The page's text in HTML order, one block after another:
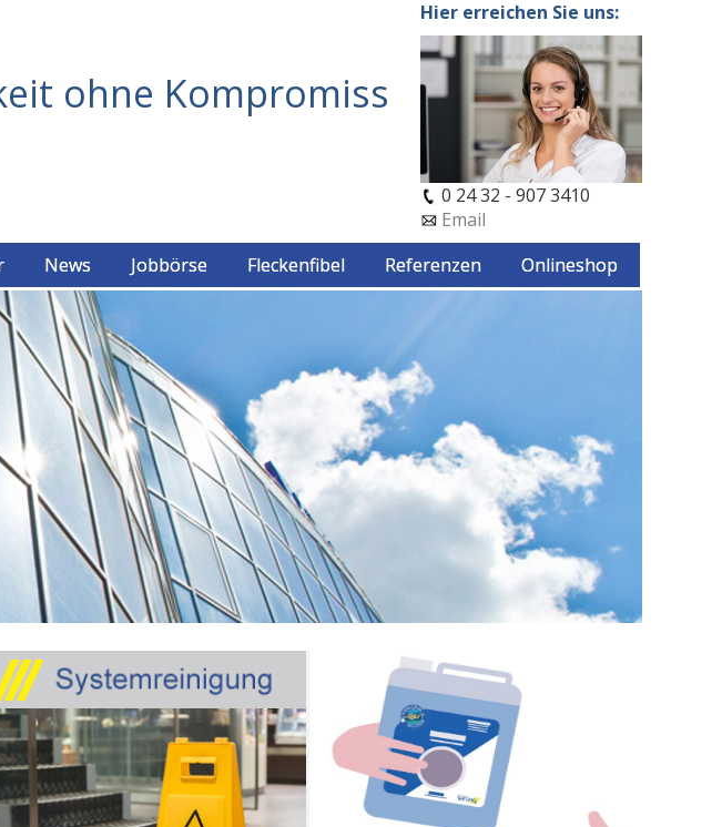
ohne Kompromiss
Hier erreichen Sie uns:
0 24 32 - 907 3410
Email
News Jobbörse Fleckenfibel Referenzen Onlineshop